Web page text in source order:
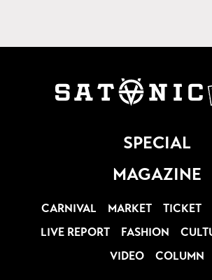
SPECIAL
MAGAZINE
CARNIVAL MARKET TICKET
LIVE REPORT
FASHION
VIDEO
COLUMN